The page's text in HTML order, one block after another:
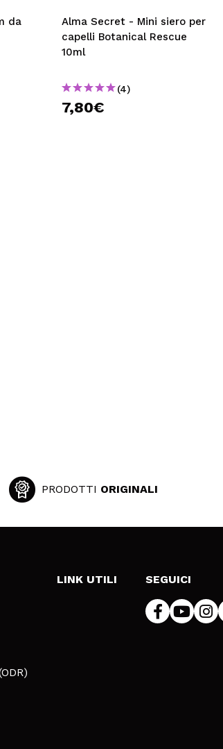
da
Alma Secret - Mini siero per
capelli Botanical Rescue
10ml
(4)
7,80€
PRODOTTI ORIGINALI
LINK UTILI SEGUICI